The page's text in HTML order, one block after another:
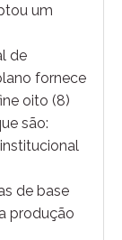
um
de
fornece
oito (8)
são:
de base
produção